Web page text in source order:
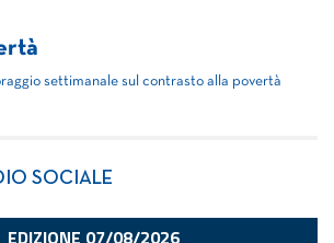
settimanale sul contrasto alla povertà
SOCIALE